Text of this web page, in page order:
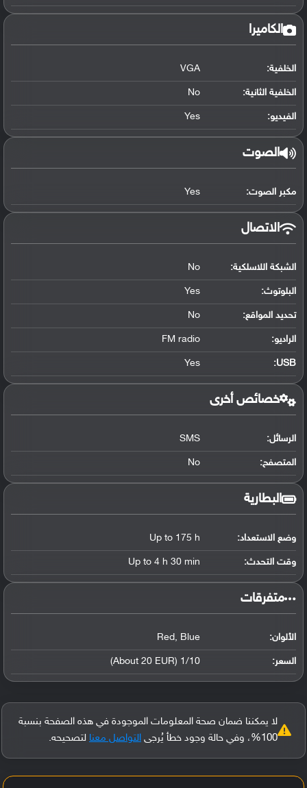
الكاميرا
الخلفية: VGA
الخلفية الثانية: No
الفيديو: Yes
الصوت
مكبر الصوت: Yes
الاتصال
الشبكة اللاسلكية: No
البلوتوث:
Yes
تحديد المواقع:
No
الراديو: FM radio
USB
:
Yes
خصائص أخرى
الرسائل: SMS
المتصفح: No
البطارية
وضع الاستعداد: Up to 175 h
وقت التحدث: Up to 4 h 30 min
‏متفرقات‏
الألوان: Red, Blue
السعر: 1/10 (About 20 EUR)
لا يمكننا ضمان صحة المعلومات الموجودة في هذه الصفحة بنسبة
100%، وفي حالة وجود خطأ يُرجى
التواصل معنا لتصحيحه.